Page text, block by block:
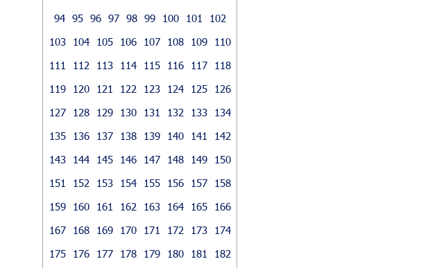
94 95 96 97 98 99 100 101
102
103
104 105 106 107 108 109
110
111
112 113 114 115 116 117
118
119
120 121 122 123 124 125
126
127
128 129 130 131 132 133
134
135
136 137 138 139 140 141
142
143
144 145 146 147 148 149
150
151
152 153 154 155 156 157
158
159
160 161 162 163 164 165
166
167
168 169 170 171 172 173
174
175
176 177 178 179 180 181
182